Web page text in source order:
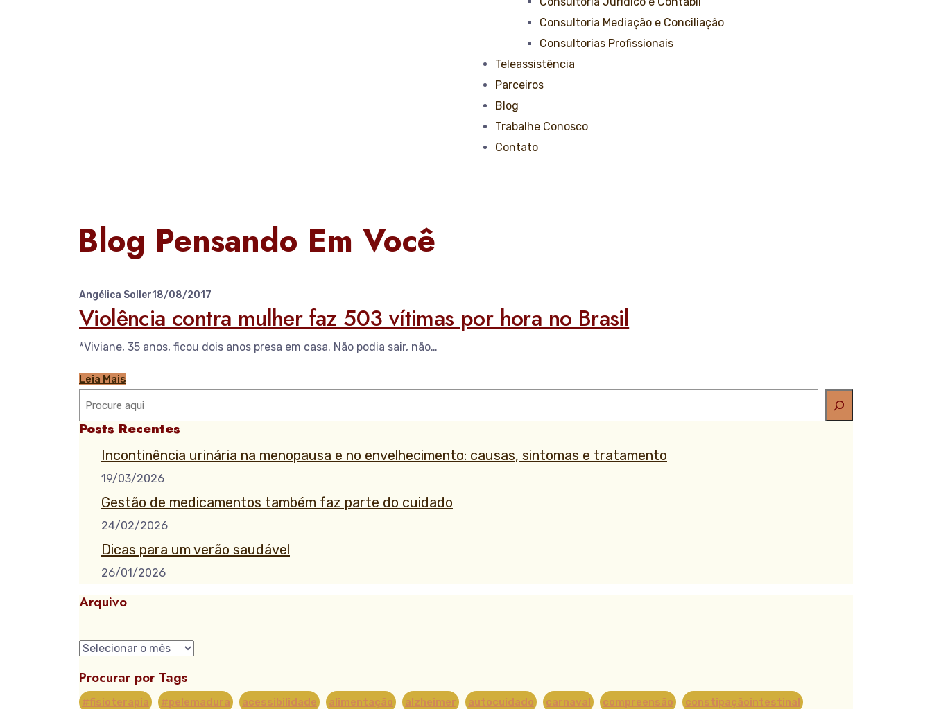
Consultoria Mediação e Conciliação
Consultorias Profissionais
Teleassistência
Parceiros
Blog
Trabalhe Conosco
Contato
Blog Pensando Em Você
Angélica Soller18/08/2017
Violência contra mulher faz 503 vítimas por hora no Brasil
*Viviane, 35 anos, ficou dois anos presa em casa. Não podia sair, não…
Leia Mais
Posts Recentes
Incontinência urinária na menopausa e no envelhecimento: causas, sintomas e tratamento
19/03/2026
Gestão de medicamentos também faz parte do cuidado
24/02/2026
Dicas para um verão saudável
26/01/2026
Arquivo
Procurar por Tags
#fisioterapia #pelemadura acessibilidade alimentação alzheimer autocuidado carnaval compreensão constipaçãointestinal